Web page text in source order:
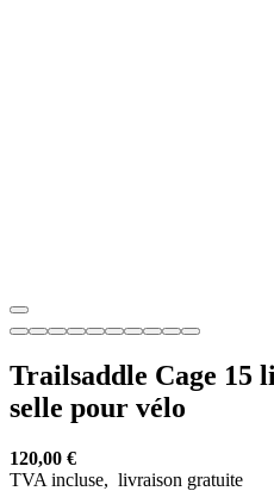
Trailsaddle Cage 15
selle pour vélo
120,00 €
TVA incluse, livraison gratuite